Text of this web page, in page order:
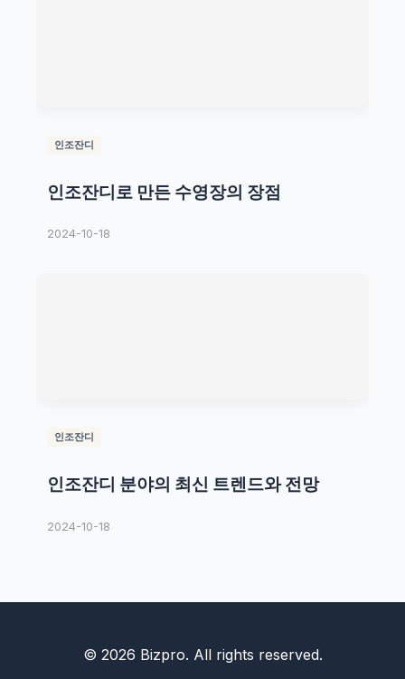
인조잔디
인조잔디로 만든 수영장의 장점
2024-10-18
인조잔디
인조잔디 분야의 최신 트렌드와 전망
2024-10-18
© 2026 Bizpro. All rights reserved.